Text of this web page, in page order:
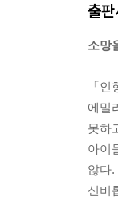
인형
『부
어
대상
공통
아직
속에
사람
출
소망
「
에밀
못하
아이
않다
신비